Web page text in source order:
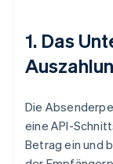
1. Das
Die
eine API-
Betrag ein und